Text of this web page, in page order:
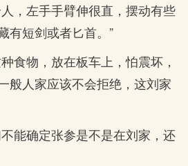
，左手手臂伸很直，摆动有些
有短剑或者匕首。”
食物，放在板车上，怕震坏，
般人家应该不会拒绝，这刘家
能确定张参是不是在刘家，还